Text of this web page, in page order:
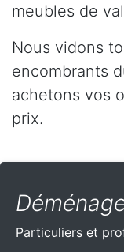
meubles de
Nous vidons
encombrants
achetons vos
prix.
Particuliers et